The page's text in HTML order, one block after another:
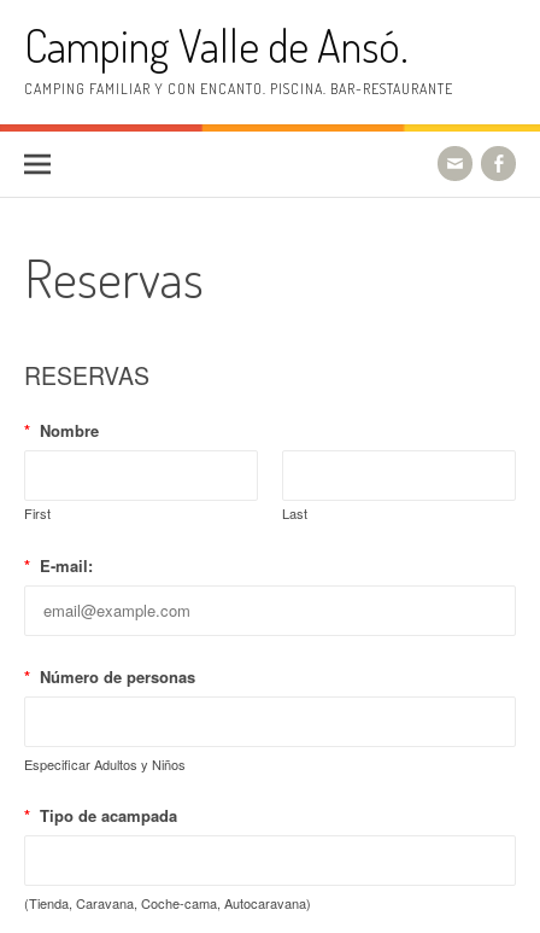
Camping Valle de Ansó.
CAMPING FAMILIAR Y CON ENCANTO. PISCINA. BAR-RESTAURANTE
Reservas
RESERVAS
* Nombre
First Last
* E-mail:
* Número de personas
Especificar Adultos y Niños
* Tipo de acampada
(Tienda, Caravana, Coche-cama, Autocaravana)